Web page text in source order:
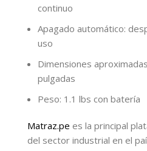
continuo
Apagado automático:
uso
Dimensiones
pulgadas
Peso: 1.1 lbs con batería
Matraz.pe es la principal
del sector industrial en el